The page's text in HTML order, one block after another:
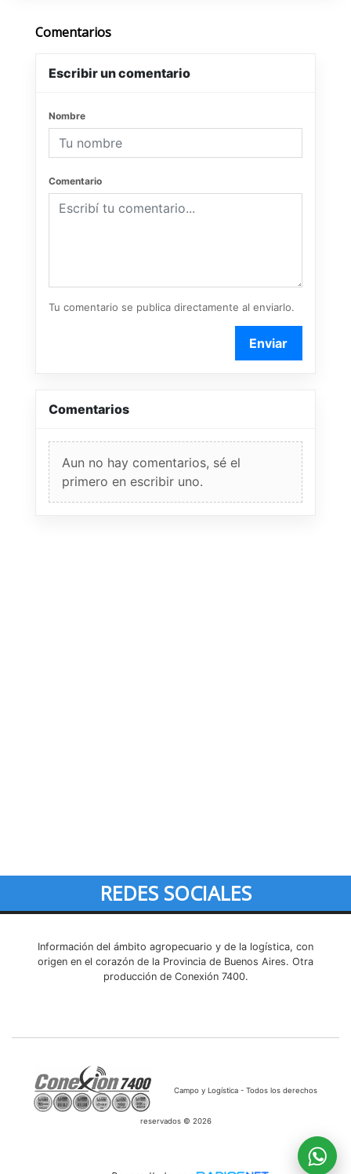
Comentarios
Escribir un comentario
Nombre
Comentario
Tu comentario se publica directamente al enviarlo.
Enviar
Comentarios
Aun no hay comentarios, sé el
primero en escribir uno.
REDES SOCIALES
Información del ámbito agropecuario y de la logística, con
origen en el corazón de la Provincia de Buenos Aires. Otra
producción de Conexión 7400.
Campo y Logística - Todos los derechos
reservados © 2026